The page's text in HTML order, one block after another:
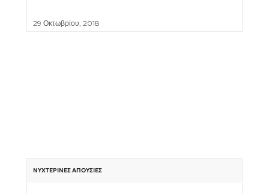
29 Οκτωβρίου, 2018
ΝΥΧΤΕΡΙΝΈΣ ΑΠΟΥΣΊΕΣ